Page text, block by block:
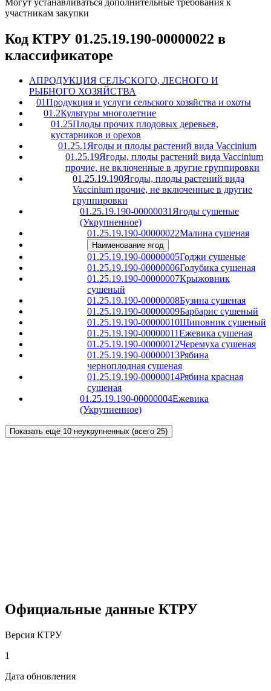
участникам закупки
Код КТРУ 01.25.19.190-00000022 в
классификаторе
AПРОДУКЦИЯ СЕЛЬСКОГО, ЛЕСНОГО И
РЫБНОГО ХОЗЯЙСТВА
01Продукция и услуги сельского хозяйства и охоты
01.2Культуры многолетние
01.25Плоды прочих плодовых деревьев,
кустарников и орехов
01.25.1Ягоды и плоды растений вида Vaccinium
01.25.19Ягоды, плоды растений вида Vaccinium
прочие, не включенные в другие группировки
01.25.19.190Ягоды, плоды растений вида
Vaccinium прочие, не включенные в другие
группировки
01.25.19.190-00000031Ягоды сушеные
(Укрупненное)
01.25.19.190-00000022Малина сушеная
Наименование ягод
01.25.19.190-00000005Годжи сушеные
01.25.19.190-00000006Голубика сушеная
01.25.19.190-00000007Крыжовник
сушеный
01.25.19.190-00000008Бузина сушеная
01.25.19.190-00000009Барбарис сушеный
01.25.19.190-00000010Шиповник сушеный
01.25.19.190-00000011Ежевика сушеная
01.25.19.190-00000012Черемуха сушеная
01.25.19.190-00000013Рябина
черноплодная сушеная
01.25.19.190-00000014Рябина красная
сушеная
01.25.19.190-00000004Ежевика
(Укрупненное)
Показать ещё 10 неукрупненных (всего 25)
Официальные данные КТРУ
Версия КТРУ
1
Дата обновления